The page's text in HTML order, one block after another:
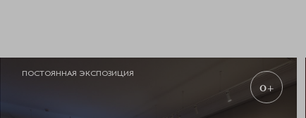
ПОСТОЯННАЯ ЭКСПОЗИЦИЯ
0+